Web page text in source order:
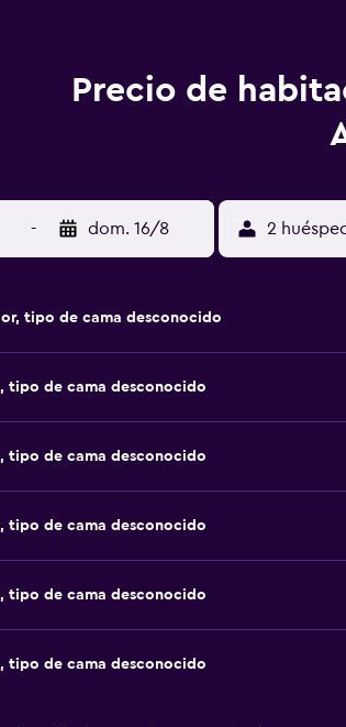
Precio de
- dom. 16/8 2
tipo de cama desconocido
tipo de cama desconocido
tipo de cama desconocido
tipo de cama desconocido
tipo de cama desconocido
tipo de cama desconocido